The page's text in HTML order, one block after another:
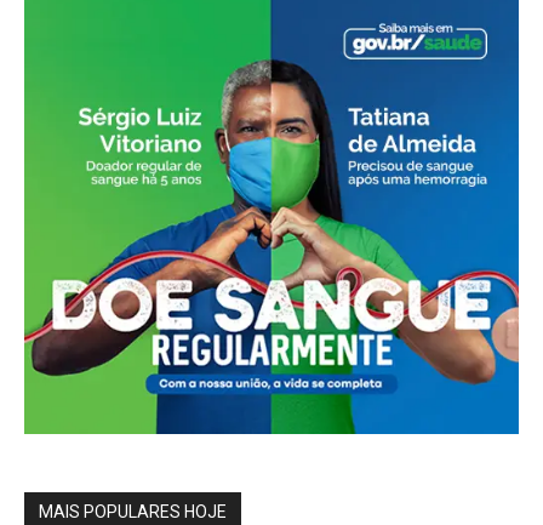
MAIS POPULARES HOJE